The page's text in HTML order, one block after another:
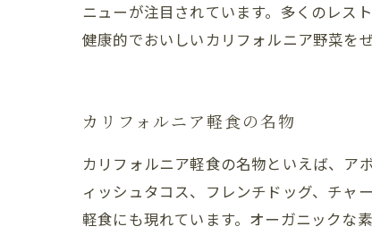
ニューが注目されています。多くのレス
健康的でおいしいカリフォルニア野菜を
カリフォルニア軽食の名物
カリフォルニア軽食の名物といえば、ア
ィッシュタコス、フレンチドッグ、チャ
軽食にも現れています。オーガニックな